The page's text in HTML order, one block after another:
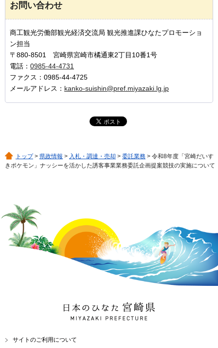
お問い合わせ
商工観光労働部観光経済交流局 観光推進課ひなたプロモーショ
ン担当
〒880-8501 宮崎県宮崎市橘通東2丁目10番1号
電話： 0985-44-4731
ファクス：0985-44-4725
メールアドレス： kanko-suishin@pref.miyazaki.lg.jp
トップ> 県政情報 > 入札・調達・売却 > 委託業務 > 令和8年度「宮崎だいす
きポケモン」ナッシーを活かした誘客事業業務委託企画提案競技の実施について
日本のひなた 宮崎県
MIYAZAKI PREFECTURE
サイトのご利用について